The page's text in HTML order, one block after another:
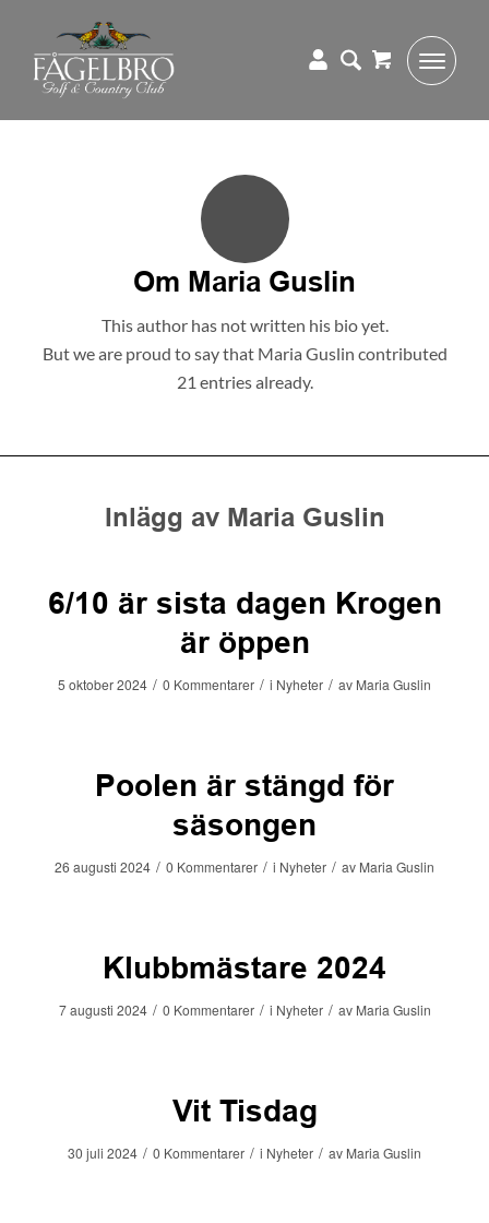
Om Maria Guslin
This author has not written his bio yet.
But we are proud to say that Maria Guslin contributed
21 entries already.
Inlägg av Maria Guslin
6/10 är sista dagen Krogen
är öppen
5 oktober 2024 / 0 Kommentarer / i Nyheter / av Maria Guslin
Poolen är stängd för
säsongen
26 augusti 2024 / 0 Kommentarer / i Nyheter / av Maria Guslin
Klubbmästare 2024
7 augusti 2024 / 0 Kommentarer / i Nyheter / av Maria Guslin
Vit Tisdag
30 juli 2024 / 0 Kommentarer / i Nyheter / av Maria Guslin